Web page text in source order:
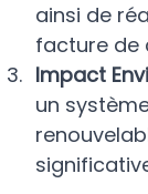
ainsi de
facture de
Impact
un